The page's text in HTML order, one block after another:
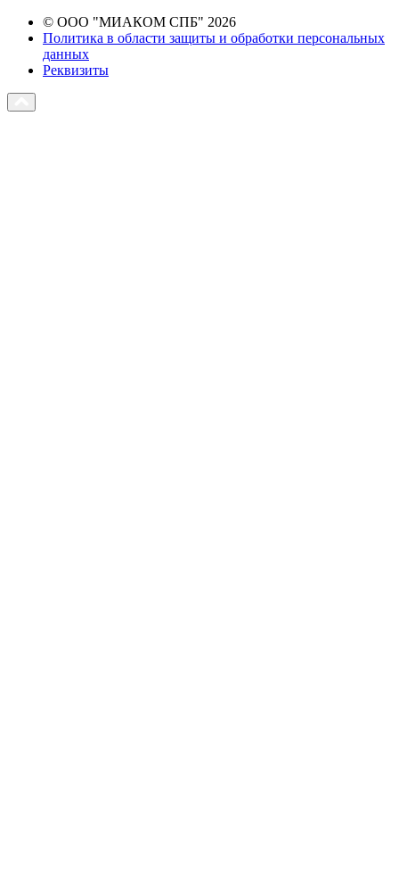
© ООО "МИАКОМ СПБ" 2026
Политика в области защиты и обработки персональных
данных
Реквизиты